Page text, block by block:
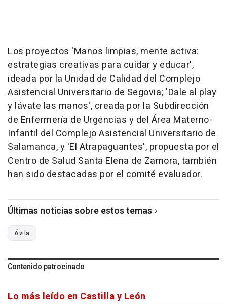
Los proyectos 'Manos limpias, mente activa:
estrategias creativas para cuidar y educar',
ideada por la Unidad de Calidad del Complejo
Asistencial Universitario de Segovia; 'Dale al play
y lávate las manos', creada por la Subdirección
de Enfermería de Urgencias y del Área Materno-
Infantil del Complejo Asistencial Universitario de
Salamanca, y 'El Atrapaguantes', propuesta por el
Centro de Salud Santa Elena de Zamora, también
han sido destacadas por el comité evaluador.
Últimas noticias sobre estos temas
Ávila
Contenido patrocinado
Lo más leído en Castilla y León